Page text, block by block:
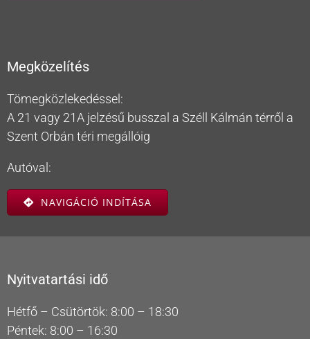
Megközelítés
Tömegközlekedéssel:
A 21 vagy 21A jelzésű busszal a Széll Kálmán térről a
Szent Orbán téri megállóig
Autóval:
NAVIGÁCIÓ INDÍTÁSA
Nyitvatartási idő
Hétfő – Csütörtök: 8:00 – 18:30
Péntek: 8:00 – 16:30